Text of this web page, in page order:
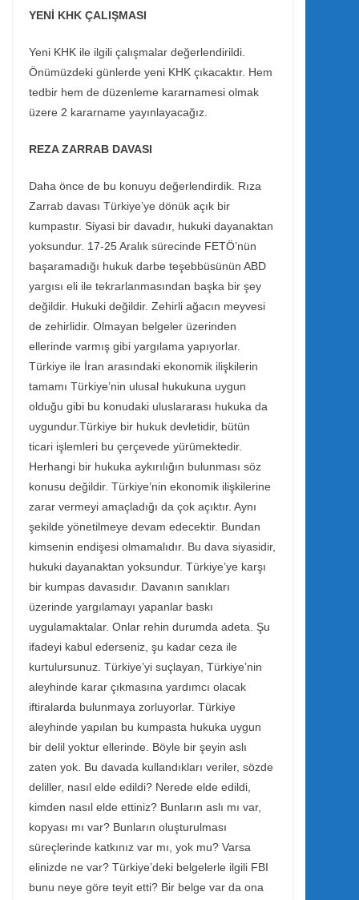
YENİ KHK ÇALIŞMASI
Yeni KHK ile ilgili çalışmalar değerlendirildi.
Önümüzdeki günlerde yeni KHK çıkacaktır. Hem
tedbir hem de düzenleme kararnamesi olmak
üzere 2 kararname yayınlayacağız.
REZA ZARRAB DAVASI
Daha önce de bu konuyu değerlendirdik. Rıza
Zarrab davası Türkiye’ye dönük açık bir
kumpastır. Siyasi bir davadır, hukuki dayanaktan
yoksundur. 17-25 Aralık sürecinde FETÖ’nün
başaramadığı hukuk darbe teşebbüsünün ABD
yargısı eli ile tekrarlanmasından başka bir şey
değildir. Hukuki değildir. Zehirli ağacın meyvesi
de zehirlidir. Olmayan belgeler üzerinden
ellerinde varmış gibi yargılama yapıyorlar.
Türkiye ile İran arasındaki ekonomik ilişkilerin
tamamı Türkiye’nin ulusal hukukuna uygun
olduğu gibi bu konudaki uluslararası hukuka da
uygundur.Türkiye bir hukuk devletidir, bütün
ticari işlemleri bu çerçevede yürümektedir.
Herhangi bir hukuka aykırılığın bulunması söz
konusu değildir. Türkiye’nin ekonomik ilişkilerine
zarar vermeyi amaçladığı da çok açıktır. Aynı
şekilde yönetilmeye devam edecektir. Bundan
kimsenin endişesi olmamalıdır. Bu dava siyasidir,
hukuki dayanaktan yoksundur. Türkiye’ye karşı
bir kumpas davasıdır. Davanın sanıkları
üzerinde yargılamayı yapanlar baskı
uygulamaktalar. Onlar rehin durumda adeta. Şu
ifadeyi kabul ederseniz, şu kadar ceza ile
kurtulursunuz. Türkiye’yi suçlayan, Türkiye’nin
aleyhinde karar çıkmasına yardımcı olacak
iftiralarda bulunmaya zorluyorlar. Türkiye
aleyhinde yapılan bu kumpasta hukuka uygun
bir delil yoktur ellerinde. Böyle bir şeyin aslı
zaten yok. Bu davada kullandıkları veriler, sözde
deliller, nasıl elde edildi? Nerede elde edildi,
kimden nasıl elde ettiniz? Bunların aslı mı var,
kopyası mı var? Bunların oluşturulması
süreçlerinde katkınız var mı, yok mu? Varsa
elinizde ne var? Türkiye’deki belgelerle ilgili FBI
bunu neye göre teyit etti? Bir belge var da ona